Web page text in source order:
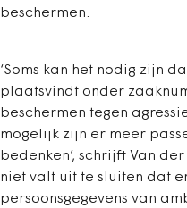
beschermen.
‘Soms kan het nodig zijn
plaatsvindt onder
beschermen tegen
mogelijk zijn er meer
bedenken’, schrijft Van
niet valt uit te sluiten dat
persoonsgegevens van